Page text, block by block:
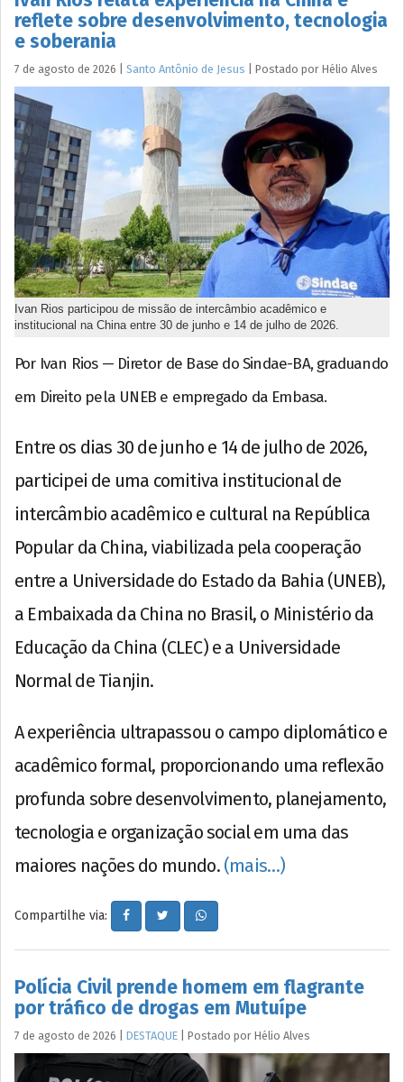
reflete sobre desenvolvimento, tecnologia
e soberania
7 de agosto de 2026 Santo Antônio de Jesus Postado por Hélio Alves
Ivan Rios participou de missão de intercâmbio acadêmico e
institucional na China entre 30 de junho e 14 de julho de 2026.
Por Ivan Rios — Diretor de Base do Sindae-BA, graduando
em Direito pela UNEB e empregado da Embasa.
Entre os dias 30 de junho e 14 de julho de 2026,
participei de uma comitiva institucional de
intercâmbio acadêmico e cultural na República
Popular da China, viabilizada pela cooperação
entre a Universidade do Estado da Bahia (UNEB),
a Embaixada da China no Brasil, o Ministério da
Educação da China (CLEC) e a Universidade
Normal de Tianjin.
A experiência ultrapassou o campo diplomático e
acadêmico formal, proporcionando uma reflexão
profunda sobre desenvolvimento, planejamento,
tecnologia e organização social em uma das
maiores nações do mundo. (mais…)
Compartilhe via:
Polícia Civil prende homem em flagrante
por tráfico de drogas em Mutuípe
7 de agosto de 2026 DESTAQUE Postado por Hélio Alves